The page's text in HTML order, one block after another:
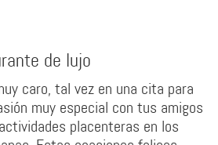
de lujo
caro, tal vez en una cita para
muy especial con tus amigos
placenteras en los